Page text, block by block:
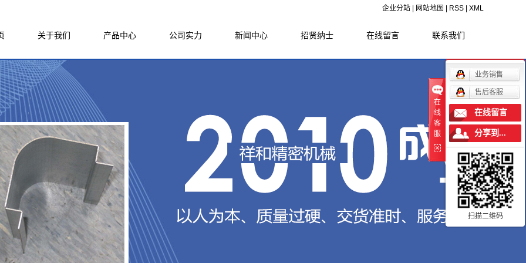
企业分站 网站地图 RSS XML
关于我们
公司简介
企业文化
荣誉资质
联系我们
产品中心
激光切割件
非标成套架体
合作案例
公司实力
厂房厂貌
新闻中心
公司新闻
招贤纳士 在线留言 联系我们
在
线
客
服
业务销售
售后客服
在线留言
分享到...
扫描二维码